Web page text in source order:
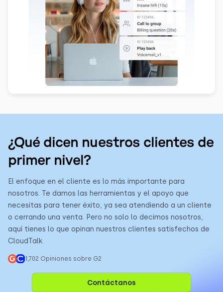
¿Qué dicen nuestros clientes de
primer nivel?
El enfoque en el cliente es lo más importante para
nosotros. Te damos las herramientas y el apoyo que
necesitas para tener éxito, ya sea atendiendo a un cliente
o cerrando una venta. Pero no solo lo decimos nosotros,
aquí tienes lo que opinan nuestros clientes satisfechos de
CloudTalk.
1,702 Opiniones sobre G2
Contáctanos